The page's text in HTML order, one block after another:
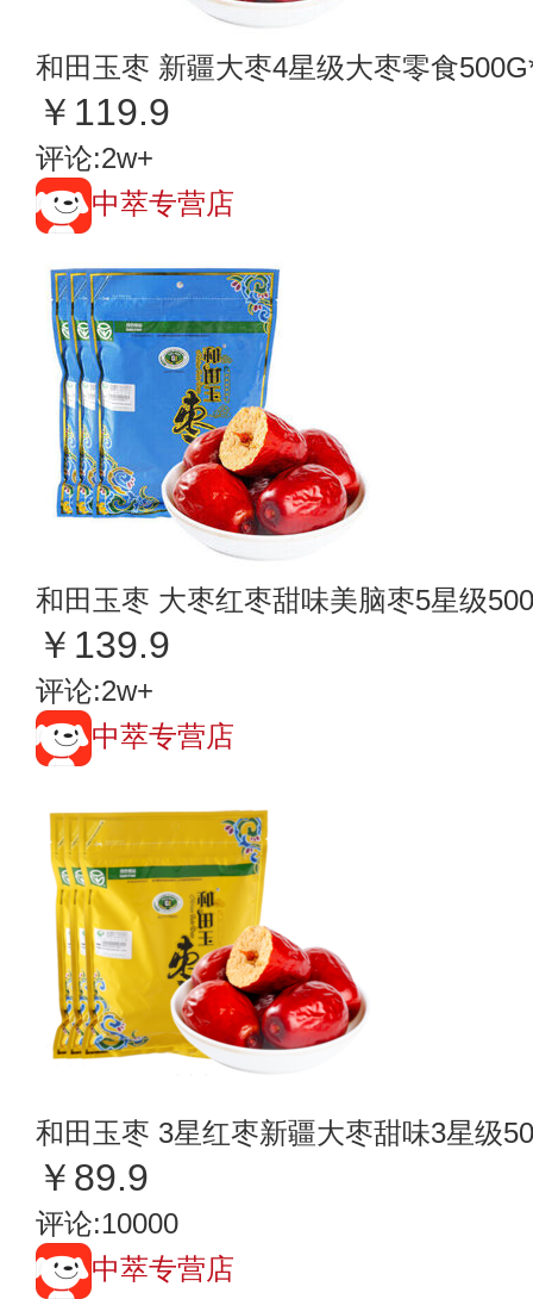
和田玉枣 新疆大枣4星级大枣零食
￥119.9
评论:2w+
中萃专营店
和田玉枣 大枣红枣甜味美脑枣5星级
￥139.9
评论:2w+
中萃专营店
和田玉枣 3星红枣新疆大枣甜味3星级
￥89.9
评论:10000
中萃专营店